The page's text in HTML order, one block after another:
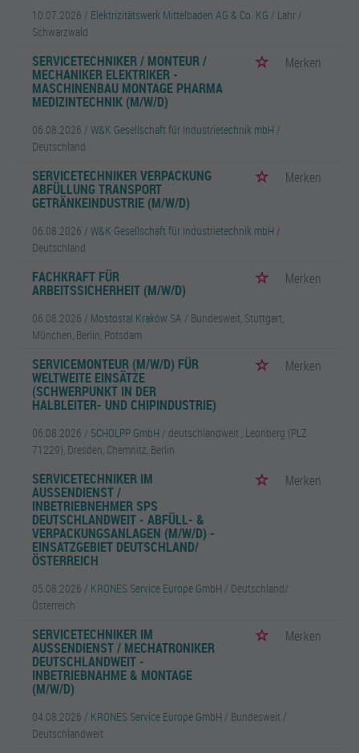
10.07.2026 / Elektrizitätswerk Mittelbaden AG & Co. KG / Lahr /
Schwarzwald
SERVICETECHNIKER / MONTEUR /
MECHANIKER ELEKTRIKER -
MASCHINENBAU MONTAGE PHARMA
MEDIZINTECHNIK (M/W/D)
Merken
06.08.2026 / W&K Gesellschaft für Industrietechnik mbH /
Deutschland
SERVICETECHNIKER VERPACKUNG
ABFÜLLUNG TRANSPORT
GETRÄNKEINDUSTRIE (M/W/D)
Merken
06.08.2026 / W&K Gesellschaft für Industrietechnik mbH /
Deutschland
FACHKRAFT FÜR
ARBEITSSICHERHEIT (M/W/D)
Merken
06.08.2026 / Mostostal Kraków SA / Bundesweit, Stuttgart,
München, Berlin, Potsdam
SERVICEMONTEUR (M/W/D) FÜR
WELTWEITE EINSÄTZE
(SCHWERPUNKT IN DER
HALBLEITER- UND CHIPINDUSTRIE)
Merken
06.08.2026 / SCHOLPP GmbH / deutschlandweit , Leonberg (PLZ
71229), Dresden, Chemnitz, Berlin
SERVICETECHNIKER IM
AUSSENDIENST / I
NBETRIEBNEHMER SPS D
EUTSCHLANDWEIT - ABFÜLL- & V
ERPACKUNGSANLAGEN (M/W/D) - E
INSATZGEBIET DEUTSCHLAND/Ö
STERREICH
Merken
05.08.2026 / KRONES Service Europe GmbH / Deutschland/
Österreich
SERVICETECHNIKER IM
AUSSENDIENST / MECHATRONIKER D
EUTSCHLANDWEIT - I
NBETRIEBNAHME & MONTAGE (
M/W/D)
Merken
04.08.2026 / KRONES Service Europe GmbH / Bundesweit /
Deutschlandweit